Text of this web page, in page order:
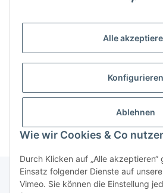
Alle
Konfigurieren
Ablehnen
Wie wir Cookies & Co
Durch Klicken auf „Alle
Einsatz folgender Dienste auf
Vimeo. Sie können die Einstellung
rechts, 140 x 55 mm,